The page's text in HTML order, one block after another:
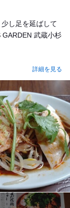
し足を延ばして
GARDEN 武蔵小杉
詳細を見る